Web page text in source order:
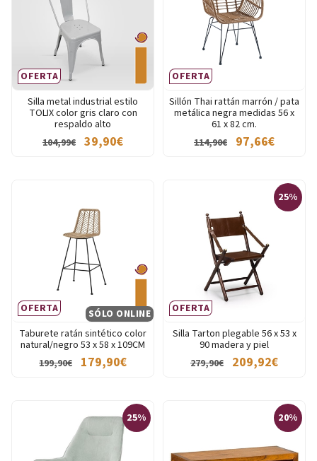
OFERTA
Silla metal industrial estilo
TOLIX color gris claro con
respaldo alto
104,99€ 39,90€
OFERTA
Sillón Thai rattán marrón / pata
metálica negra medidas 56 x
61 x 82 cm.
114,90€
97,66€
OFERTA
SÓLO ONLINE
Taburete ratán sintético color
natural/negro 53 x 58 x 109CM
199,90€
179,90€
25%
OFERTA
Silla Tarton plegable 56 x 53 x
90 madera y piel
279,90€
209,92€
25% 20%